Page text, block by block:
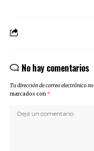
No hay comentarios
Tu dirección de correo electrónico
marcados con *